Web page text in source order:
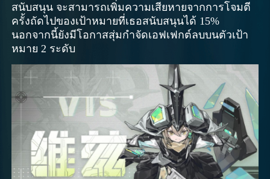
สนับสนุน จะสามารถเพิ่มความเสียหายจากการโจมตี
ครั้งถัดไปของเป้าหมายที่เธอสนับสนุนได้ 15%
นอกจากนี้ยังมีโอกาสสุ่มกำจัดเอฟเฟกต์ลบบนตัวเป้า
หมาย 2 ระดับ